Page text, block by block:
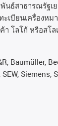
นธ์สาธารณรัฐเ
เบียนเครื่องหม
า โลโก้ หรือสโ
SEW,